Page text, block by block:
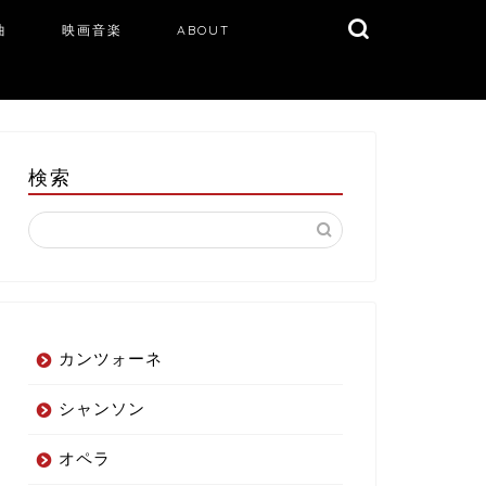
映画音楽 ABOUT
検索
カンツォーネ
シャンソン
オペラ